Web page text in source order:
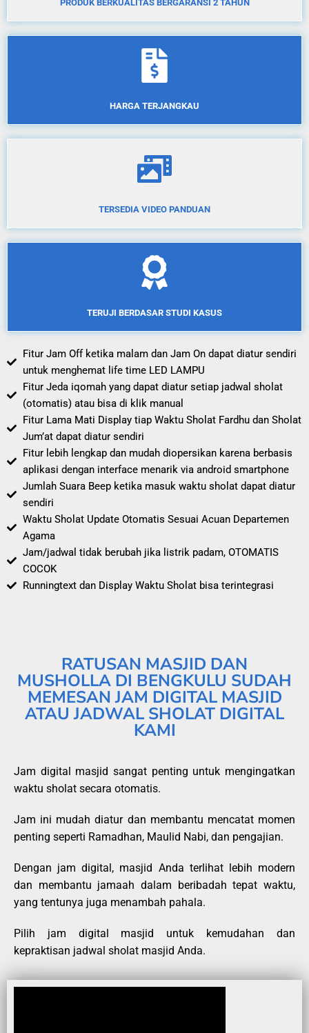
PRODUK BERKUALITAS BERGARANSI 2 TAHUN
HARGA TERJANGKAU
TERSEDIA VIDEO PANDUAN
TERUJI BERDASAR STUDI KASUS
Fitur Jam Off ketika malam dan Jam On dapat diatur sendiri
untuk menghemat life time LED LAMPU
Fitur Jeda iqomah yang dapat diatur setiap jadwal sholat
(otomatis) atau bisa di klik manual
Fitur Lama Mati Display tiap Waktu Sholat Fardhu dan Sholat
Jum’at dapat diatur sendiri
Fitur lebih lengkap dan mudah diopersikan karena berbasis
aplikasi dengan interface menarik via android smartphone
Jumlah Suara Beep ketika masuk waktu sholat dapat diatur
sendiri
Waktu Sholat Update Otomatis Sesuai Acuan Departemen
Agama
Jam/jadwal tidak berubah jika listrik padam, OTOMATIS
COCOK
Runningtext dan Display Waktu Sholat bisa terintegrasi
RATUSAN MASJID DAN
MUSHOLLA DI BENGKULU SUDAH
MEMESAN JAM DIGITAL MASJID
ATAU JADWAL SHOLAT DIGITAL
KAMI
Jam digital masjid sangat penting untuk mengingatkan
waktu sholat secara otomatis.
Jam ini mudah diatur dan membantu mencatat momen
penting seperti Ramadhan, Maulid Nabi, dan pengajian.
Dengan jam digital, masjid Anda terlihat lebih modern
dan membantu jamaah dalam beribadah tepat waktu,
yang tentunya juga menambah pahala.
Pilih jam digital masjid untuk kemudahan dan
kepraktisan jadwal sholat masjid Anda.